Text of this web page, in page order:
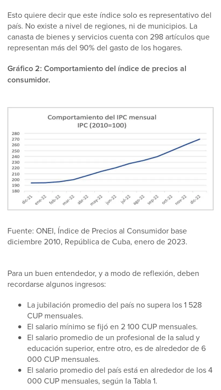
Esto quiere decir que este índice solo es representativo del
país. No existe a nivel de regiones, ni de municipios. La
canasta de bienes y servicios cuenta con 298 artículos que
representan más del 90% del gasto de los hogares.
Gráfico 2: Comportamiento del índice de precios al
consumidor.
Fuente: ONEI, Índice de Precios al Consumidor base
diciembre 2010, República de Cuba, enero de 2023.
Para un buen entendedor, y a modo de reflexión, deben
recordarse algunos ingresos:
La jubilación promedio del país no supera los 1 528
CUP mensuales.
El salario mínimo se fijó en 2 100 CUP mensuales.
El salario promedio de un profesional de la salud y
educación superior, entre otro, es de alrededor de 6
000 CUP mensuales.
El salario promedio del país está en alrededor de los 4
000 CUP mensuales, según la Tabla 1.